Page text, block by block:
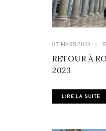
07 MARS 2023
RETOUR À
2023
LIRE LA SUITE